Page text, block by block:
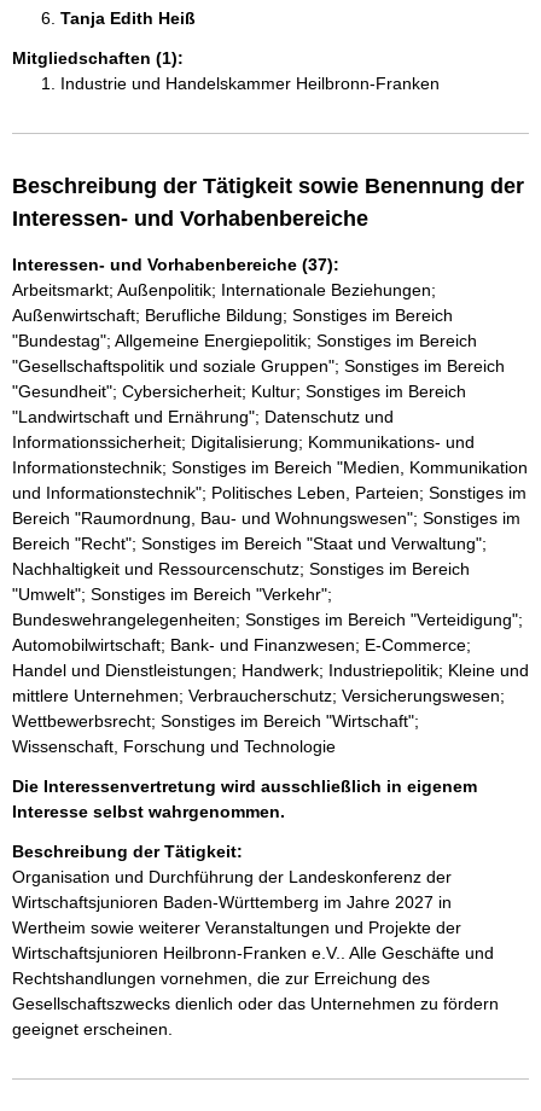
Tanja Edith Heiß
Mitgliedschaften (1):
Industrie und Handelskammer Heilbronn-Franken
Beschreibung der Tätigkeit sowie Benennung der
Interessen- und Vorhabenbereiche
Interessen- und Vorhabenbereiche (37):
Arbeitsmarkt; Außenpolitik; Internationale Beziehungen;
Außenwirtschaft; Berufliche Bildung; Sonstiges im Bereich
"Bundestag"; Allgemeine Energiepolitik; Sonstiges im Bereich
"Gesellschaftspolitik und soziale Gruppen"; Sonstiges im Bereich
"Gesundheit"; Cybersicherheit; Kultur; Sonstiges im Bereich
"Landwirtschaft und Ernährung"; Datenschutz und
Informationssicherheit; Digitalisierung; Kommunikations- und
Informationstechnik; Sonstiges im Bereich "Medien, Kommunikation
und Informationstechnik"; Politisches Leben, Parteien; Sonstiges im
Bereich "Raumordnung, Bau- und Wohnungswesen"; Sonstiges im
Bereich "Recht"; Sonstiges im Bereich "Staat und Verwaltung";
Nachhaltigkeit und Ressourcenschutz; Sonstiges im Bereich
"Umwelt"; Sonstiges im Bereich "Verkehr";
Bundeswehrangelegenheiten; Sonstiges im Bereich "Verteidigung";
Automobilwirtschaft; Bank- und Finanzwesen; E-Commerce;
Handel und Dienstleistungen; Handwerk; Industriepolitik; Kleine und
mittlere Unternehmen; Verbraucherschutz; Versicherungswesen;
Wettbewerbsrecht; Sonstiges im Bereich "Wirtschaft";
Wissenschaft, Forschung und Technologie
Die Interessenvertretung wird ausschließlich in eigenem
Interesse selbst wahrgenommen.
Beschreibung der Tätigkeit:
Organisation und Durchführung der Landeskonferenz der
Wirtschaftsjunioren Baden-Württemberg im Jahre 2027 in
Wertheim sowie weiterer Veranstaltungen und Projekte der
Wirtschaftsjunioren Heilbronn-Franken e.V.. Alle Geschäfte und
Rechtshandlungen vornehmen, die zur Erreichung des
Gesellschaftszwecks dienlich oder das Unternehmen zu fördern
geeignet erscheinen.